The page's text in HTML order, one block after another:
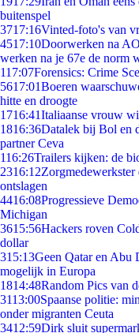
buitenspel
3717:16Vinted-foto's van
4517:10Doorwerken na
werken na je 67e de norm
117:07Forensics: Crime
5617:01Boeren
hitte en droogte
1716:41Italiaanse vrouw
1816:36Datalek bij Bol en
partner Ceva
116:26Trailers kijken: de
2316:12Zorgmedewerkster
ontslagen
4416:08Progressieve
Michigan
3615:56Hackers roven
dollar
315:13Geen Qatar en Abu
mogelijk in Europa
1814:48Random Pics van
3113:00Spaanse politie:
onder migranten Ceuta
3412:59Dirk sluit